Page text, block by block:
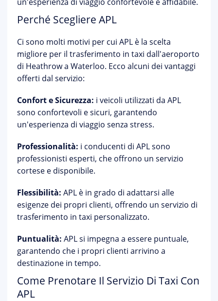
Perché Scegliere APL
Ci sono molti motivi per cui APL è la scelta
migliore per il trasferimento in taxi dall'aeroporto
di Heathrow a Waterloo. Ecco alcuni dei vantaggi
offerti dal servizio:
Confort e Sicurezza: i veicoli utilizzati da APL
sono confortevoli e sicuri, garantendo
un'esperienza di viaggio senza stress.
Professionalità: i conducenti di APL sono
professionisti esperti, che offrono un servizio
cortese e disponibile.
Flessibilità: APL è in grado di adattarsi alle
esigenze dei propri clienti, offrendo un servizio di
trasferimento in taxi personalizzato.
Puntualità: APL si impegna a essere puntuale,
garantendo che i propri clienti arrivino a
destinazione in tempo.
Come Prenotare Il Servizio Di Taxi Con
APL